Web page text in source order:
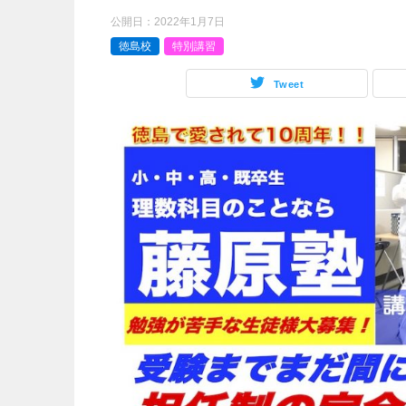
公開日： 2022年1月7日
徳島校
特別講習
Tweet